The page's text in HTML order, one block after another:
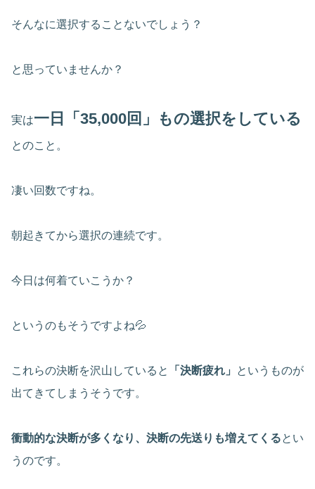
そんなに選択することないでしょう？
と思っていませんか？
実は一日「35,000回」もの選択をしている
とのこと。
凄い回数ですね。
朝起きてから選択の連続です。
今日は何着ていこうか？
というのもそうですよね💦
これらの決断を沢山していると 「決断疲れ」
というものが
出てきてしまうそうです。
衝動的な決断が多くなり、決断の先送りも増えてくるとい
うのです。